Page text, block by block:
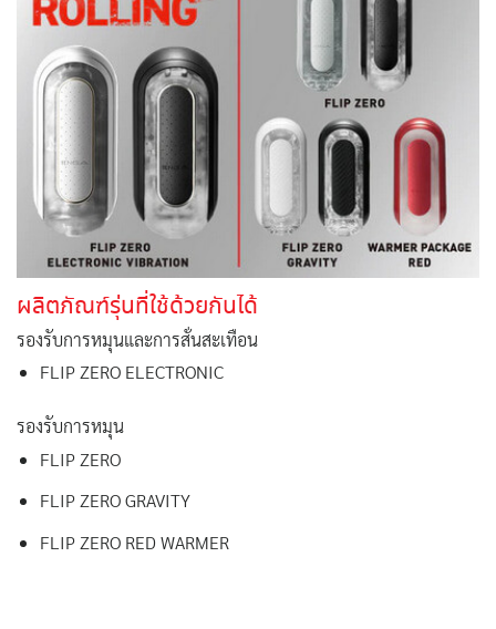
ผลิตภัณฑ์รุ่นที่ใช้ด้วยกันได้
รองรับการหมุนและการสั่นสะเทือน
FLIP ZERO ELECTRONIC
รองรับการหมุน
FLIP ZERO
FLIP ZERO GRAVITY
FLIP ZERO RED WARMER